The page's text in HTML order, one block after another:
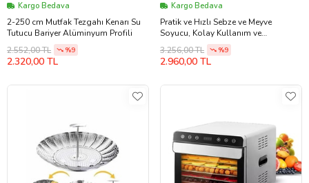
Kargo Bedava
2-250 cm Mutfak Tezgahı Kenarı Su
Tutucu Bariyer Alüminyum Profili
2.552,00 TL
%9
2.320,00 TL
Kargo Bedava
Pratik ve Hızlı Sebze ve Meyve
Soyucu, Kolay Kullanım ve
3.256,00 TL %9
2.960,00 TL